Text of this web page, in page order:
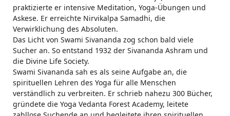
praktizierte er intensive Meditation, Yoga-Übungen und
Askese. Er erreichte Nirvikalpa Samadhi, die
Verwirklichung des Absoluten.
Das Licht von Swami Sivananda zog schon bald viele
Sucher an. So entstand 1932 der Sivananda Ashram und
die Divine Life Society.
Swami Sivananda sah es als seine Aufgabe an, die
spirituellen Lehren des Yoga für alle Menschen
verständlich zu verbreiten. Er schrieb nahezu 300 Bücher,
gründete die Yoga Vedanta Forest Academy, leitete